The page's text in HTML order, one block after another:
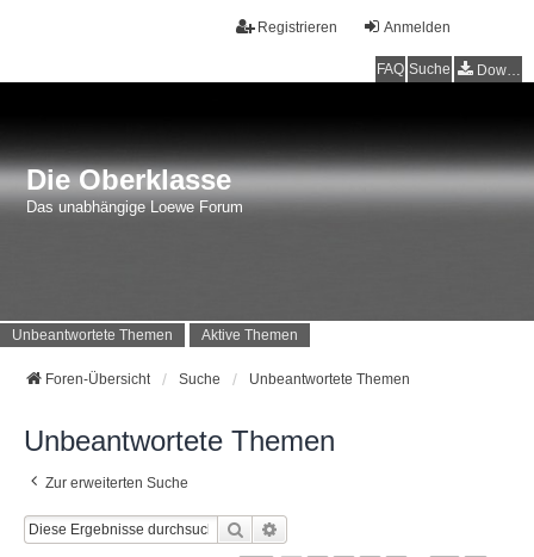
Anmelden
Registrieren
FAQ Suche Downloads
Die Oberklasse
Das unabhängige Loewe Forum
Unbeantwortete Themen Aktive Themen
Foren-Übersicht Suche Unbeantwortete Themen
Unbeantwortete Themen
Zur erweiterten Suche
Suche